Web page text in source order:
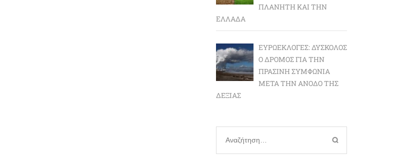
ΠΛΑΝΉΤΗ ΚΑΙ ΤΗΝ
ΕΛΛΆΔΑ
ΕΥΡΩΕΚΛΟΓΈΣ: ΔΎΣΚΟΛΟΣ
Ο ΔΡΌΜΟΣ ΓΙΑ ΤΗΝ
ΠΡΆΣΙΝΗ ΣΥΜΦΩΝΊΑ
ΜΕΤΆ ΤΗΝ ΆΝΟΔΟ ΤΗΣ
ΔΕΞΙΆΣ
Αναζήτηση
για: